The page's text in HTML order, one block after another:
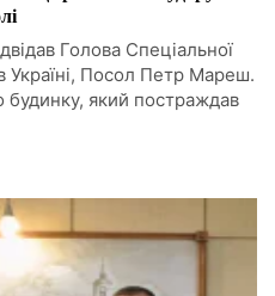
Голова Спеціальної
Україні, Посол Петр Мареш.
будинку, який постраждав